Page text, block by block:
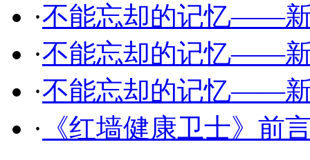
·不能忘却的记忆——
·不能忘却的记忆——
·不能忘却的记忆——
· 《红墙健康卫士》前